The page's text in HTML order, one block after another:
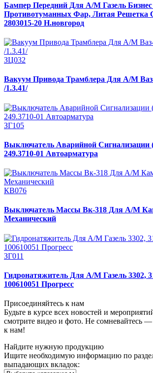
Бампер Передний Для А/М Газель Бизнес
Противотуманных Фар, Литая Решетка
2803015-20 Н.новгород
ЗЦ032
Вакуум Привода Трамблера Для А/М Ваз-
/1.3.41/
ЗГ105
Выключатель Аварийной Сигнализации
249.3710-01 Автоарматура
КВ076
Выключатель Массы Вк-318 Для А/М
Механический
ЗГ011
Гидронатяжитель Для А/М Газель 3302,
100610051 Прогресс
Присоединяйтесь к нам
Будьте в курсе всех новостей и
смотрите видео и фото. Не сомневайтесь —
к нам!
Найдите нужную продукцию
Ищите необходимую информацию по
выпадающих вкладок: